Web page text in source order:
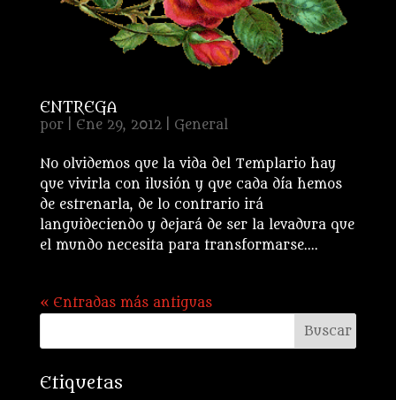
ENTREGA
por Ene 29, 2012| General
No olvidemos que la vida del Templario hay
que vivirla con ilusión y que cada día hemos
de estrenarla, de lo contrario irá
languideciendo y dejará de ser la levadura que
el mundo necesita para transformarse....
« Entradas más antiguas
Etiquetas